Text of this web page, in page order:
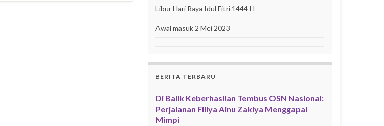
Libur Hari Raya Idul Fitri 1444 H
Awal masuk 2 Mei 2023
BERITA TERBARU
Di Balik Keberhasilan Tembus OSN Nasional:
Perjalanan Filiya Ainu Zakiya Menggapai
Mimpi